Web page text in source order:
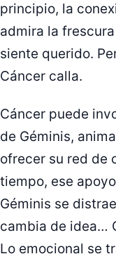
principio, la
admira la
siente querido.
Cáncer calla.
Cáncer puede
de Géminis,
ofrecer su red de
tiempo, ese
Géminis se
cambia de idea…
Lo emocional se